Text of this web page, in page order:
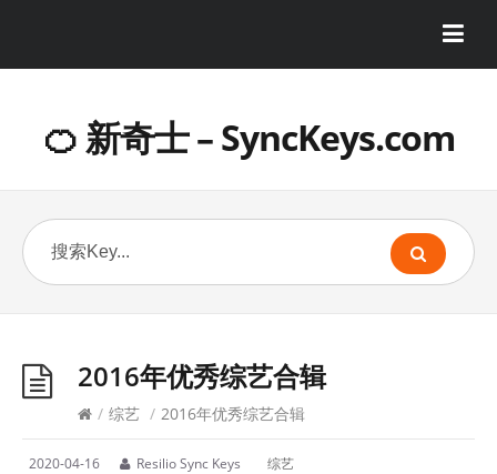
🍊 新奇士 – SyncKeys.com
2016年优秀综艺合辑
/ 综艺 / 2016年优秀综艺合辑
2020-04-16 Resilio Sync Keys 综艺